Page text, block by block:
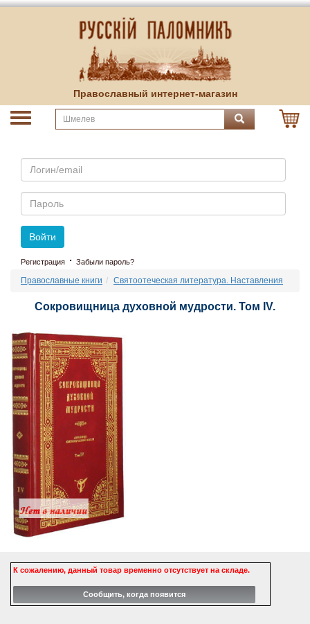
Православный интернет-магазин
Email
Пароль
Войти
Регистрация · Забыли пароль?
Православные книги Святоотеческая литература. Наставления
Сокровищница духовной мудрости. Том IV.
К сожалению, данный товар временно отсутствует на складе.